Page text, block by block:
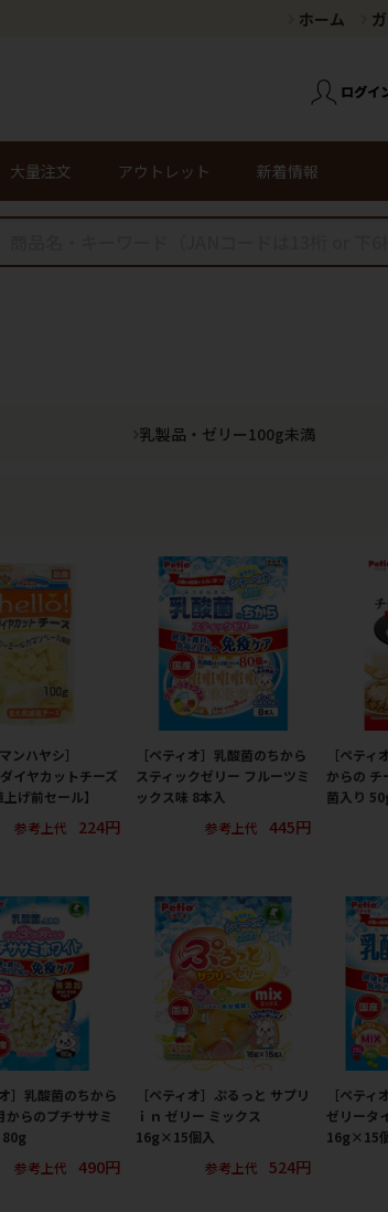
ホーム
大量注文 アウトレット 新着情報
乳製品・ゼリー100g未満
ンハヤシ］
イヤカットチーズ
げ前セール】
参考上代
224円
［ペティオ］乳酸菌のちから
スティックゼリー フルーツミ
ックス味 8本入
参考上代
445円
［ペテ
からの チ
菌入り
オ］乳酸菌のちから
からのプチササミ
80g
参考上代
490円
［ペティオ］ぷるっと サプリ
ｉｎ ゼリー ミックス
16g×15個入
参考上代
524円
［ペテ
ゼリータ
16g×15